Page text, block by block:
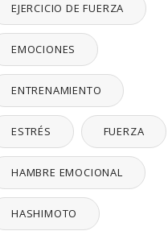
EJERCICIO DE FUERZA
EMOCIONES
ENTRENAMIENTO
ESTRÉS FUERZA
HAMBRE EMOCIONAL
HASHIMOTO